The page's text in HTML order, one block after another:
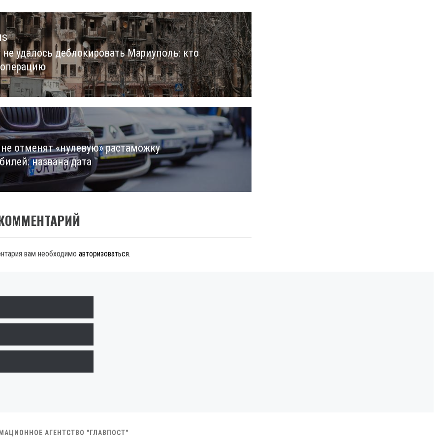
удалось деблокировать Мариуполь: кто
отменят «нулевую» растаможку
названа дата
вам необходимо авторизоваться.
АГЕНТСТВО "ГЛАВПОСТ"